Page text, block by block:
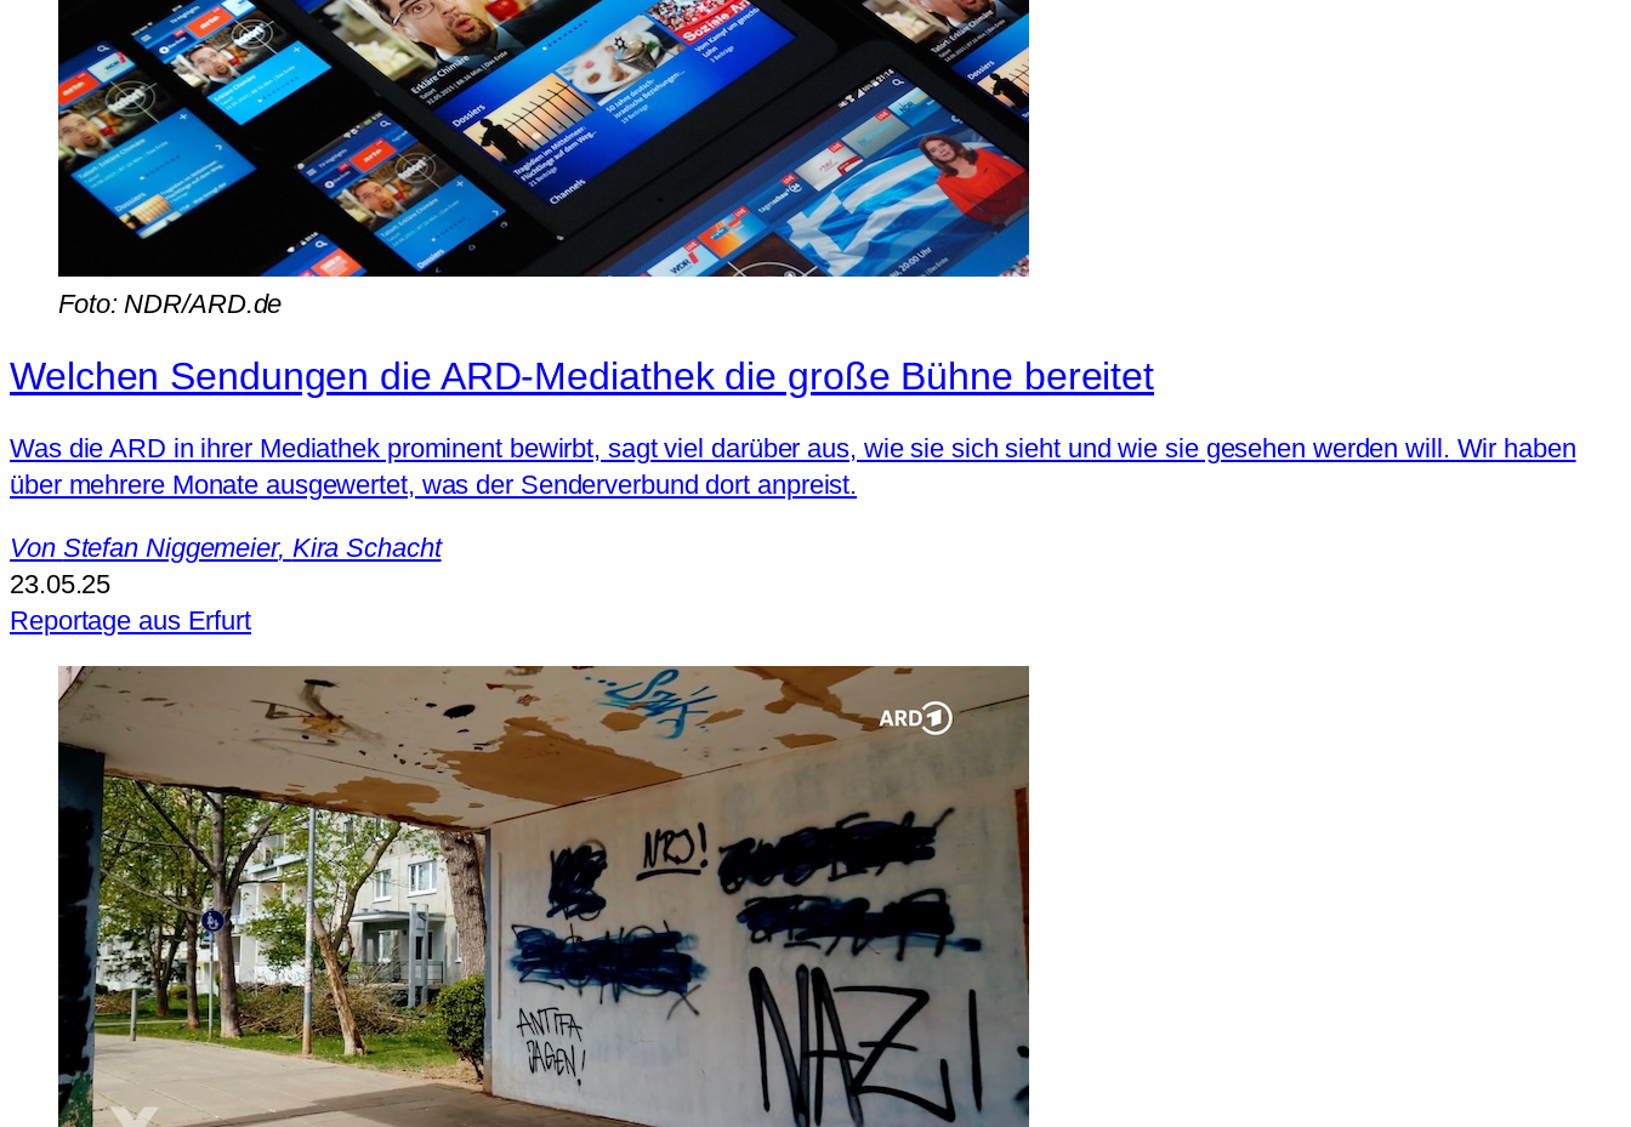
Foto: NDR/ARD.de
Welchen Sendungen die ARD-Mediathek die große Bühne bereitet
Was die ARD in ihrer Mediathek prominent bewirbt, sagt viel darüber aus, wie sie sich sieht und wie sie gesehen werden will. Wir haben
über mehrere Monate ausgewertet, was der Senderverbund dort anpreist.
Von Stefan Niggemeier, Kira Schacht
23.05.25
Reportage aus Erfurt